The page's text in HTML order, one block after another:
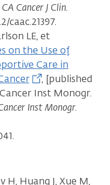
CA Cancer J Clin.
caac.21397.
LE, et
on the Use of
Care in
, [published
Inst Monogr.
Inst Monogr.
H, Huang J, Xue M,